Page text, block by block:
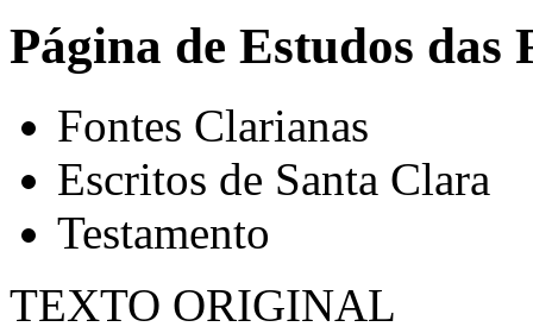
Página de Estudos das
Fontes Clarianas
Escritos de Santa Clara
Testamento
TEXTO ORIGINAL